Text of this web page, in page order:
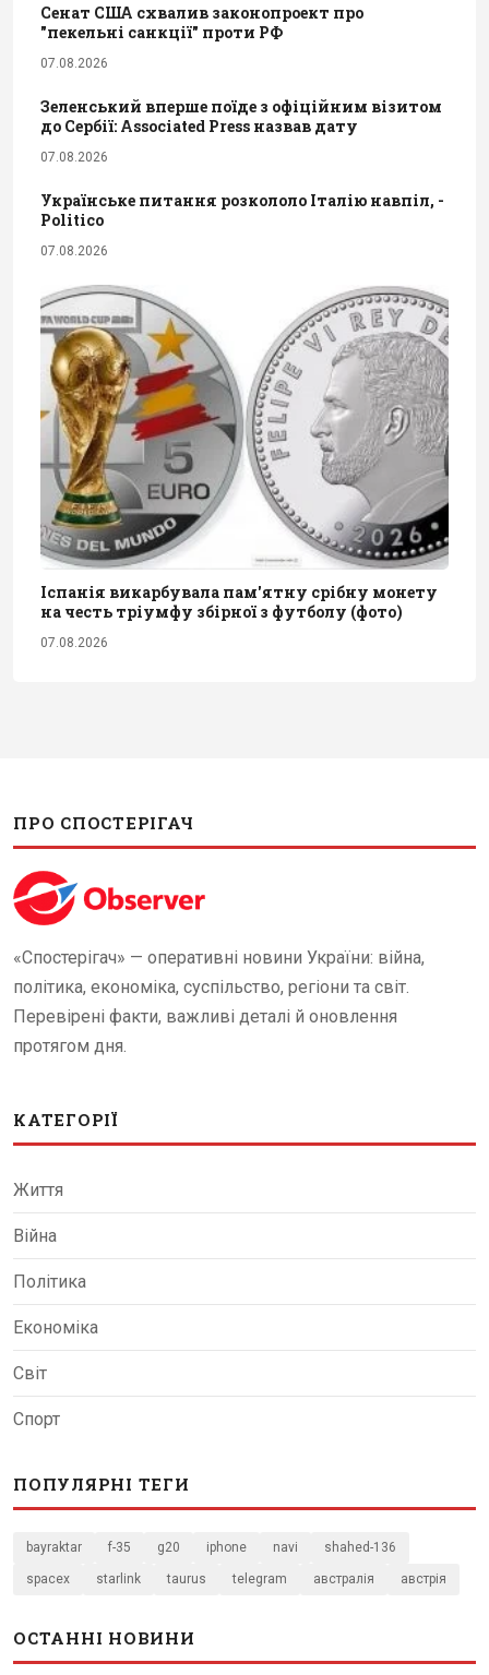
Сенат США схвалив законопроект про
"пекельні санкції" проти РФ
07.08.2026
Зеленський вперше поїде з офіційним візитом
до Сербії: Associated Press назвав дату
07.08.2026
Українське питання розкололо Італію навпіл, -
Politico
07.08.2026
Іспанія викарбувала пам'ятну срібну монету
на честь тріумфу збірної з футболу (фото)
07.08.2026
ПРО СПОСТЕРІГАЧ
«Спостерігач» — оперативні новини України: війна,
політика, економіка, суспільство, регіони та світ.
Перевірені факти, важливі деталі й оновлення
протягом дня.
КАТЕГОРІЇ
Життя
Війна
Політика
Економіка
Світ
Спорт
ПОПУЛЯРНІ ТЕГИ
bayraktar f-35 g20 iphone navi shahed-136
spacex starlink taurus telegram австралія австрія
ОСТАННІ НОВИНИ